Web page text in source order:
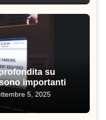
su
importanti
5, 2025